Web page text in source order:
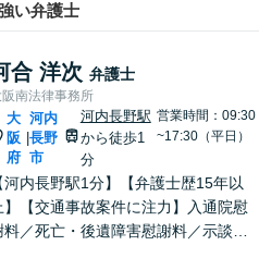
い弁護士
合 洋次 弁護士
阪南法律事務所
大
阪
府
|
河内
長野
市
河内長野駅
から徒歩1
分
営業時間：09:30
~17:30（平日）
河内長野駅1分】【弁護士歴15年以
】【交通事故案件に注力】入通院慰
料／死亡・後遺障害慰謝料／示談な